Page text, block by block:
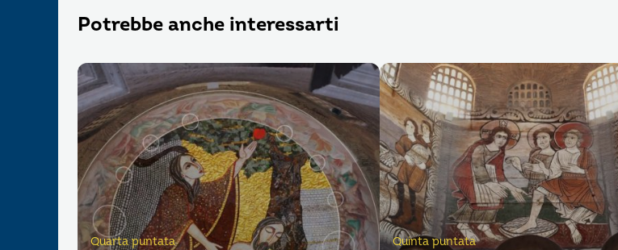
Potrebbe anche interessarti
Quarta puntata Quinta puntata